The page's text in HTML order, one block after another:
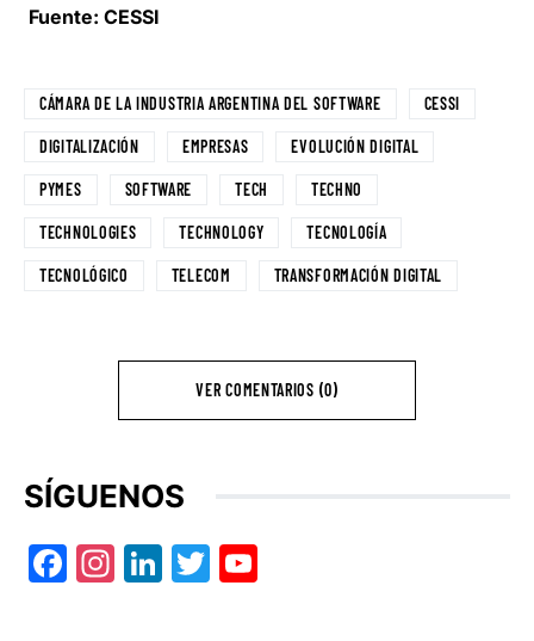
Fuente: CESSI
CÁMARA DE LA INDUSTRIA ARGENTINA DEL SOFTWARE CESSI
DIGITALIZACIÓN EMPRESAS EVOLUCIÓN DIGITAL
PYMES SOFTWARE TECH TECHNO
TECHNOLOGIES TECHNOLOGY TECNOLOGÍA
TECNOLÓGICO TELECOM TRANSFORMACIÓN DIGITAL
VER COMENTARIOS (0)
SÍGUENOS
Facebook
Instagram
LinkedIn
Twitter